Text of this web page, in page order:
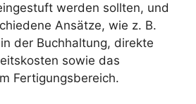
werden sollten, und
Ansätze, wie z. B.
der Buchhaltung, direkte
sowie das
Fertigungsbereich.